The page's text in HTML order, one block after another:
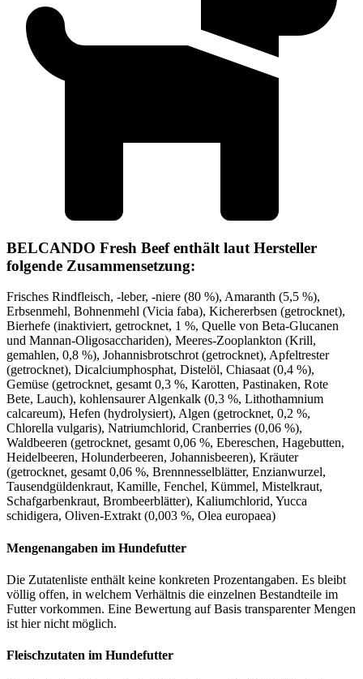
BELCANDO Fresh Beef enthält laut Hersteller
folgende Zusammensetzung:
Frisches Rindfleisch, -leber, -niere (80 %), Amaranth (5,5 %),
Erbsenmehl, Bohnenmehl (Vicia faba), Kichererbsen (getrocknet),
Bierhefe (inaktiviert, getrocknet, 1 %, Quelle von Beta-Glucanen
und Mannan-Oligosacchariden), Meeres-Zooplankton (Krill,
gemahlen, 0,8 %), Johannisbrotschrot (getrocknet), Apfeltrester
(getrocknet), Dicalciumphosphat, Distelöl, Chiasaat (0,4 %),
Gemüse (getrocknet, gesamt 0,3 %, Karotten, Pastinaken, Rote
Bete, Lauch), kohlensaurer Algenkalk (0,3 %, Lithothamnium
calcareum), Hefen (hydrolysiert), Algen (getrocknet, 0,2 %,
Chlorella vulgaris), Natriumchlorid, Cranberries (0,06 %),
Waldbeeren (getrocknet, gesamt 0,06 %, Ebereschen, Hagebutten,
Heidelbeeren, Holunderbeeren, Johannisbeeren), Kräuter
(getrocknet, gesamt 0,06 %, Brennnesselblätter, Enzianwurzel,
Tausendgüldenkraut, Kamille, Fenchel, Kümmel, Mistelkraut,
Schafgarbenkraut, Brombeerblätter), Kaliumchlorid, Yucca
schidigera, Oliven-Extrakt (0,003 %, Olea europaea)
Mengenangaben im Hundefutter
Die Zutatenliste enthält keine konkreten Prozentangaben. Es bleibt
völlig offen, in welchem Verhältnis die einzelnen Bestandteile im
Futter vorkommen. Eine Bewertung auf Basis transparenter Mengen
ist hier nicht möglich.
Fleischzutaten im Hundefutter